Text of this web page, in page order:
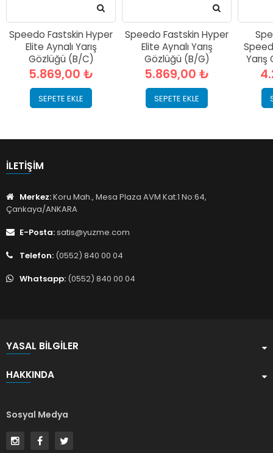
Speedo Fastskin Hyper
Elite Aynalı Yarış
Gözlüğü (B/C)
5.869,00 ₺
SEPETE EKLE
Speedo Fastskin Hyper
Elite Aynalı Yarış
Gözlüğü (B/G)
5.869,00 ₺
SEPETE EKLE
İLETIŞIM
Merkez:Koru Mah., Mesa Plaza AVM Kat:1 No:64,
Çankaya/ANKARA
E-Posta:satis@yuzme.com
Telefon: (0552) 840 00 04
Whatsapp: (0552) 840 00 04
YASAL BILGILER
HAKKINDA
Sosyal Medya